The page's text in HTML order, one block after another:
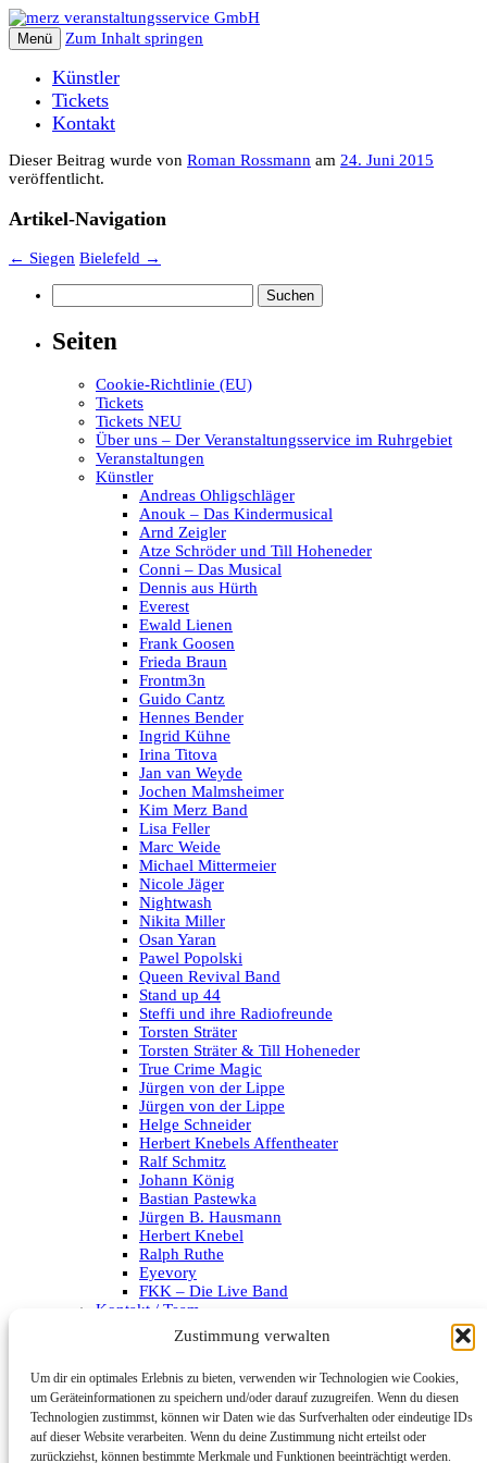
Zustimmung verwalten
Um dir ein optimales Erlebnis zu bieten, verwenden wir Technologien wie Cookies,
um Geräteinformationen zu speichern und/oder darauf zuzugreifen. Wenn du diesen
Technologien zustimmst, können wir Daten wie das Surfverhalten oder eindeutige IDs
auf dieser Website verarbeiten. Wenn du deine Zustimmung nicht erteilst oder
zurückziehst, können bestimmte Merkmale und Funktionen beeinträchtigt werden.
Menü Zum Inhalt springen
Künstler
Tickets
Kontakt
Dieser Beitrag wurde von Roman Rossmann am 24. Juni 2015
veröffentlicht.
Artikel-Navigation
← Siegen Bielefeld →
nach:
Seiten
Cookie-Richtlinie (EU)
Tickets
Tickets NEU
Über uns – Der Veranstaltungsservice im Ruhrgebiet
Veranstaltungen
Künstler
Andreas Ohligschläger
Anouk – Das Kindermusical
Arnd Zeigler
Atze Schröder und Till Hoheneder
Conni – Das Musical
Dennis aus Hürth
Everest
Ewald Lienen
Frank Goosen
Frieda Braun
Frontm3n
Guido Cantz
Hennes Bender
Ingrid Kühne
Irina Titova
Jan van Weyde
Jochen Malmsheimer
Kim Merz Band
Lisa Feller
Marc Weide
Michael Mittermeier
Nicole Jäger
Nightwash
Nikita Miller
Osan Yaran
Pawel Popolski
Queen Revival Band
Stand up 44
Steffi und ihre Radiofreunde
Torsten Sträter
Torsten Sträter & Till Hoheneder
True Crime Magic
Jürgen von der Lippe
Jürgen von der Lippe
Helge Schneider
Herbert Knebels Affentheater
Ralf Schmitz
Johann König
Bastian Pastewka
Jürgen B. Hausmann
Herbert Knebel
Ralph Ruthe
Eyevory
FKK – Die Live Band
Kontakt / Team
Datenschutzerklärung
Archiv
Kategorien